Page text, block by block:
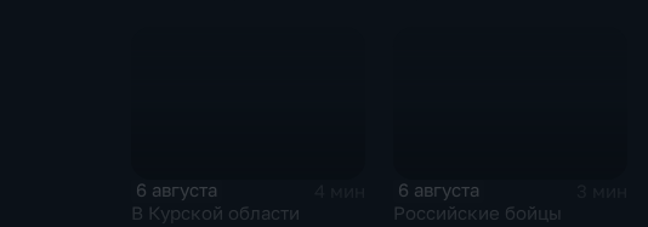
6 августа
В Курской области
6 августа
Российские бойцы